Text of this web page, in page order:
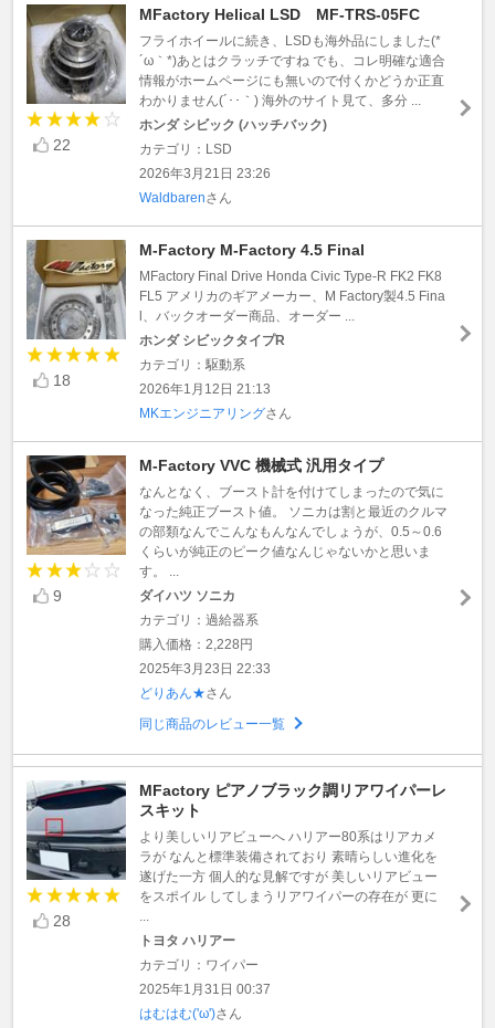
22
MFactory Helical LSD MF-TRS-05FC
フライホイールに続き、LSDも海外品にしました(*
´ω｀*)あとはクラッチですね でも、コレ明確な適合
情報がホームページにも無いので付くかどうか正直
わかりません(´･･｀) 海外のサイト見て、多分 ...
ホンダ シビック (ハッチバック)
カテゴリ：LSD
2026年3月21日 23:26
Waldbarenさん
18
M-Factory M-Factory 4.5 Final
MFactory Final Drive Honda Civic Type-R FK2 FK8
FL5 アメリカのギアメーカー、M Factory製4.5 Fina
l、バックオーダー商品、オーダー ...
ホンダ シビックタイプR
カテゴリ：駆動系
2026年1月12日 21:13
MKエンジニアリングさん
9
M-Factory VVC 機械式 汎用タイプ
なんとなく、ブースト計を付けてしまったので気に
なった純正ブースト値。 ソニカは割と最近のクルマ
の部類なんでこんなもんなんでしょうが、0.5～0.6
くらいが純正のピーク値なんじゃないかと思いま
す。 ...
ダイハツ ソニカ
カテゴリ：過給器系
購入価格：2,228円
2025年3月23日 22:33
どりあん★さん
同じ商品のレビュー一覧
28
MFactory ピアノブラック調リアワイパーレ
スキット
より美しいリアビューへ ハリアー80系はリアカメ
ラが なんと標準装備されており 素晴らしい進化を
遂げた一方 個人的な見解ですが 美しいリアビュー
をスポイル してしまうリアワイパーの存在が 更に
トヨタ ハリアー
カテゴリ：ワイパー
2025年1月31日 00:37
はむはむ('ω')さん